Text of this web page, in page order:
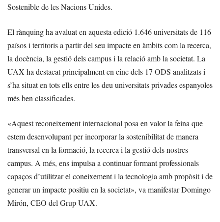
Sostenible de les Nacions Unides.
El rànquing ha avaluat en aquesta edició 1.646 universitats de 116
països i territoris a partir del seu impacte en àmbits com la recerca,
la docència, la gestió dels campus i la relació amb la societat. La
UAX ha destacat principalment en cinc dels 17 ODS analitzats i
s’ha situat en tots ells entre les deu universitats privades espanyoles
més ben classificades.
«Aquest reconeixement internacional posa en valor la feina que
estem desenvolupant per incorporar la sostenibilitat de manera
transversal en la formació, la recerca i la gestió dels nostres
campus. A més, ens impulsa a continuar formant professionals
capaços d’utilitzar el coneixement i la tecnologia amb propòsit i de
generar un impacte positiu en la societat», va manifestar Domingo
Mirón, CEO del Grup UAX.